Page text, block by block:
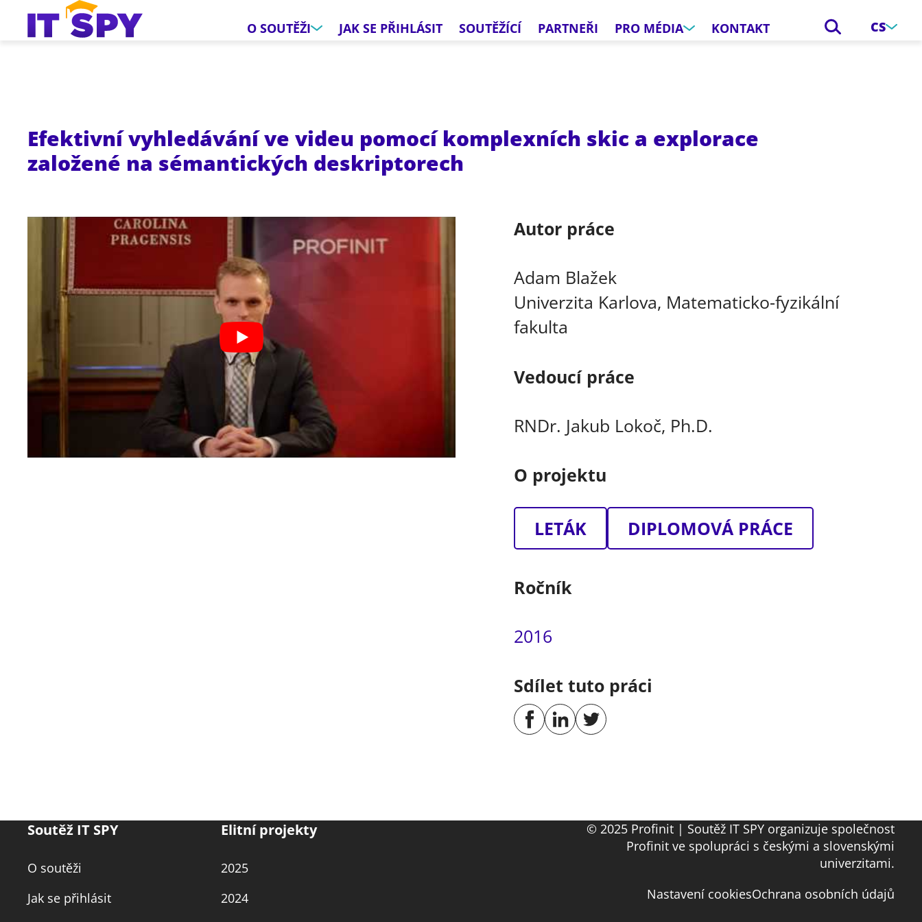
O SOUTĚŽI JAK SE PŘIHLÁSIT SOUTĚŽÍCÍ PARTNEŘI PRO MÉDIA KONTAKT CS
Efektivní vyhledávání ve videu pomocí komplexních skic a explorace
založené na sémantických deskriptorech
Autor práce
Adam Blažek
Univerzita Karlova, Matematicko-fyzikální
fakulta
Vedoucí práce
RNDr. Jakub Lokoč, Ph.D.
O projektu
LETÁK DIPLOMOVÁ PRÁCE
Ročník
2016
Sdílet tuto práci
Soutěž IT SPY
O soutěži
Jak se přihlásit
Elitní projekty
2025
2024
© 2025 Profinit | Soutěž IT SPY organizuje společnost
Profinit ve spolupráci s českými a slovenskými
univerzitami.
Nastavení cookiesOchrana osobních údajů